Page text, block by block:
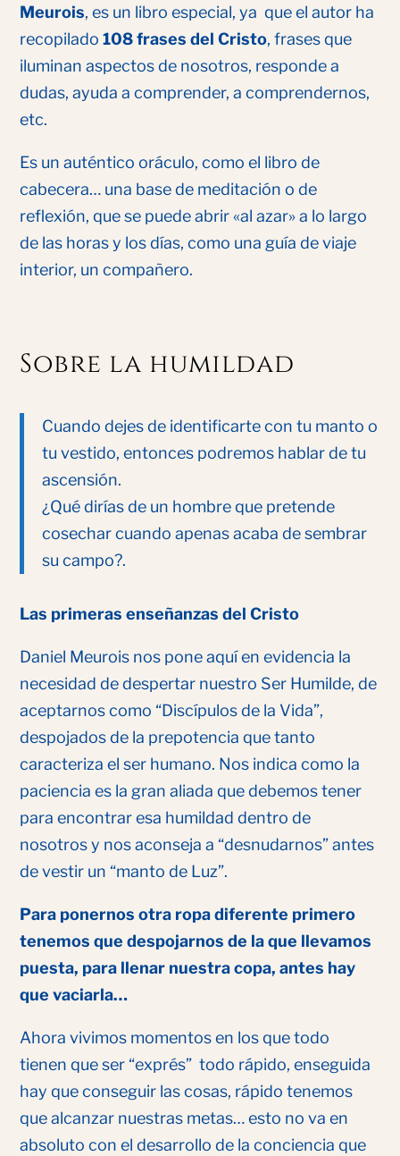
Meurois, es un libro especial, ya que el autor ha
recopilado108 frases del Cristo, frases que
iluminan aspectos de nosotros, responde a
dudas, ayuda a comprender, a comprendernos,
etc.
Es un auténtico oráculo, como el libro de
cabecera… una base de meditación o de
reflexión, que se puede abrir «al azar» a lo largo
de las horas y los días, como una guía de viaje
interior, un compañero.
Sobre la humildad
Cuando dejes de identificarte con tu manto o
tu vestido, entonces podremos hablar de tu
ascensión.
¿Qué dirías de un hombre que pretende
cosechar cuando apenas acaba de sembrar
su campo?.
Las primeras enseñanzas del Cristo
Daniel Meurois nos pone aquí en evidencia la
necesidad de despertar nuestro Ser Humilde, de
aceptarnos como “Discípulos de la Vida”,
despojados de la prepotencia que tanto
caracteriza el ser humano. Nos indica como la
paciencia es la gran aliada que debemos tener
para encontrar esa humildad dentro de
nosotros y nos aconseja a “desnudarnos” antes
de vestir un “manto de Luz”.
Para ponernos otra ropa diferente primero
tenemos que despojarnos de la que llevamos
puesta, para llenar nuestra copa, antes hay
que vaciarla…
Ahora vivimos momentos en los que todo
tienen que ser “exprés” todo rápido, enseguida
hay que conseguir las cosas, rápido tenemos
que alcanzar nuestras metas… esto no va en
absoluto con el desarrollo de la conciencia que